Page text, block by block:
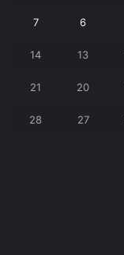
6
7
13
14
20
21
27
28